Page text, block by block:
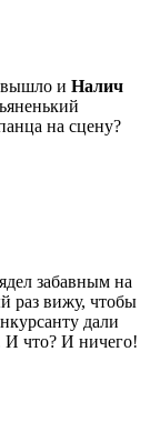
вышло и Налич
на сцену?
забавным на
раз вижу, чтобы
дали
И что? И ничего!